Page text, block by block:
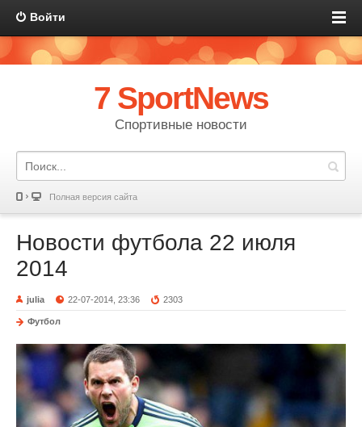
Войти
7 SportNews
Спортивные новости
Полная версия сайта
Новости футбола 22 июля
2014
julia 22-07-2014, 23:36 2303
Футбол